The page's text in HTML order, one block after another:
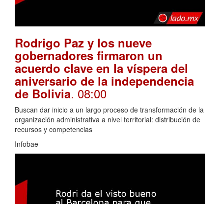
Rodrigo Paz y los nueve
gobernadores firmaron un
acuerdo clave en la víspera del
aniversario de la independencia
de Bolivia. 08:00
Buscan dar inicio a un largo proceso de transformación de la
organización administrativa a nivel territorial: distribución de
recursos y competencias
Infobae